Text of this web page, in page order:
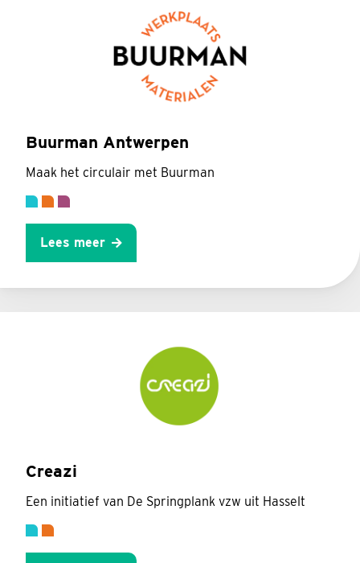
Buurman Antwerpen
Maak het circulair met Buurman
Lees meer
Creazi
Een initiatief van De Springplank vzw uit Hasselt